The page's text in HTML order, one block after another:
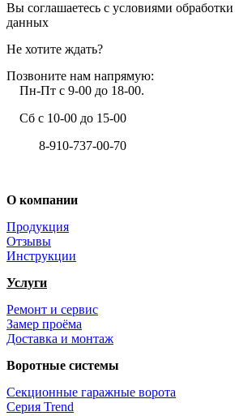
Вы соглашаетесь с условиями
данных
Не хотите ждать?
Позвоните нам напрямую:
Пн-Пт с 9-00 до 18-00.
Сб с 10-00 до 15-00
8-910-737-00-70
О компании
Продукция
Отзывы
Инструкции
Услуги
Ремонт и сервис
Замер проёма
Доставка и монтаж
Воротные системы
Секционные гаражные ворота
Серия Trend